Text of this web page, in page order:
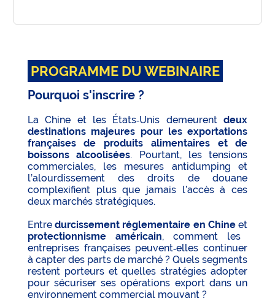
PROGRAMME DU WEBINAIRE
Pourquoi s'inscrire ?
La Chine et les États‑Unis demeurentdeux
destinations majeures pour les exportations
françaises de produits alimentaires et de
boissons alcoolisées. Pourtant, les tensions
commerciales, les mesures antidumping et
l’alourdissement des droits de douane
complexifient plus que jamais l’accès à ces
deux marchés stratégiques.
Entredurcissement réglementaire en Chineet
protectionnisme américain, comment les
entreprises françaises peuvent‑elles continuer
à capter des parts de marché ? Quels segments
restent porteurs et quelles stratégies adopter
pour sécuriser ses opérations export dans un
environnement commercial mouvant ?